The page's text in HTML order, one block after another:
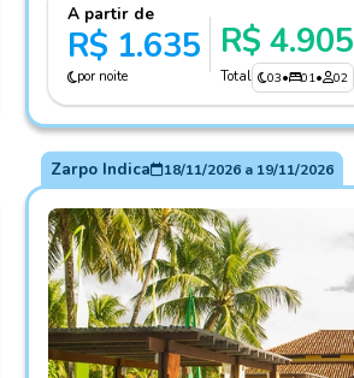
A partir de
R$ 1.635
por noite
R$ 4.905
Total 03• 01• 02
Zarpo Indica 18/11/2026a 19/11/2026